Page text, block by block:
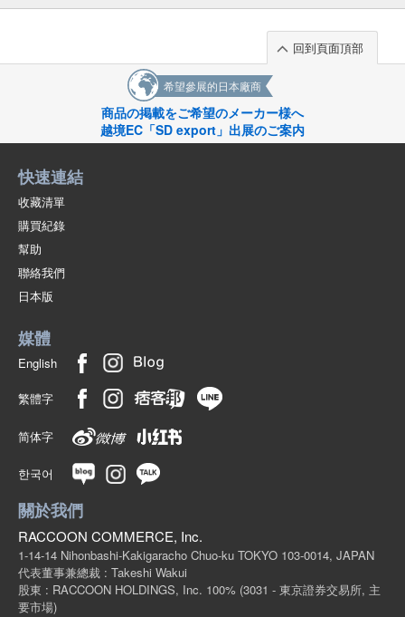
回到頁面頂部
希望參展的日本廠商
商品の掲載をご希望のメーカー様へ
越境EC「SD export」出展のご案内
快速連結
收藏清單
購買紀錄
幫助
聯絡我們
日本版
媒體
English
繁體字
简体字
한국어
關於我們
RACCOON COMMERCE, Inc.
1-14-14 Nihonbashi-Kakigaracho Chuo-ku TOKYO 103-0014, JAPAN
代表董事兼總裁 : Takeshi Wakui
股東 : RACCOON HOLDINGS, Inc. 100% (3031 - 東京證券交易所, 主
要市場)